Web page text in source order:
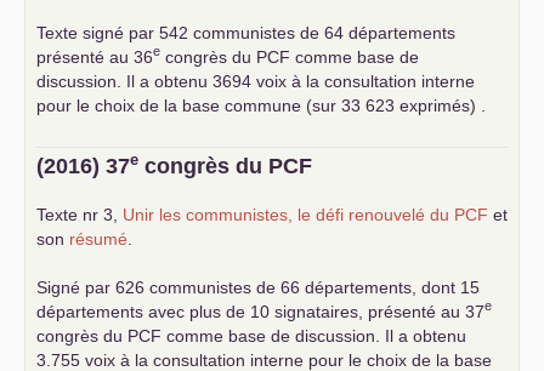
Texte signé par 542 communistes de 64 départements
présenté au 36e congrès du PCF comme base de
discussion. Il a obtenu 3694 voix à la consultation interne
pour le choix de la base commune (sur 33 623 exprimés) .
(2016) 37e congrès du PCF
Texte nr 3, Unir les communistes, le défi renouvelé du PCF et
son résumé
Signé par 626 communistes de 66 départements, dont 15
départements avec plus de 10 signataires, présenté au 37e
congrès du PCF comme base de discussion. Il a obtenu
3.755 voix à la consultation interne pour le choix de la base